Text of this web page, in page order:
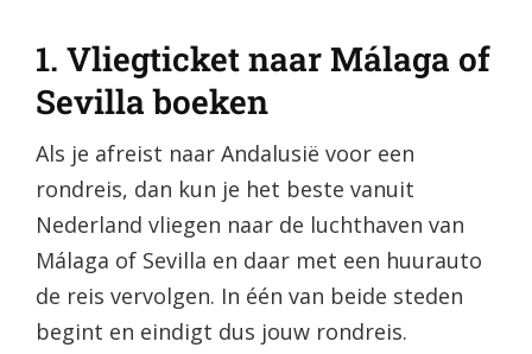
1. Vliegticket naar Málaga of
Sevilla boeken
Als je afreist naar Andalusië voor een
rondreis, dan kun je het beste vanuit
Nederland vliegen naar de luchthaven van
Málaga of Sevilla en daar met een huurauto
de reis vervolgen. In één van beide steden
begint en eindigt dus jouw rondreis.